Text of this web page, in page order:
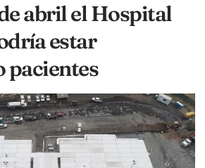
abril el Hospital
estar
pacientes